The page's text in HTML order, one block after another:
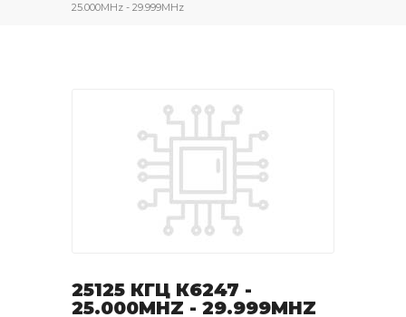
25.000MHz - 29.999MHz
25125 КГЦ К6247 -
25.000MHZ - 29.999MHZ